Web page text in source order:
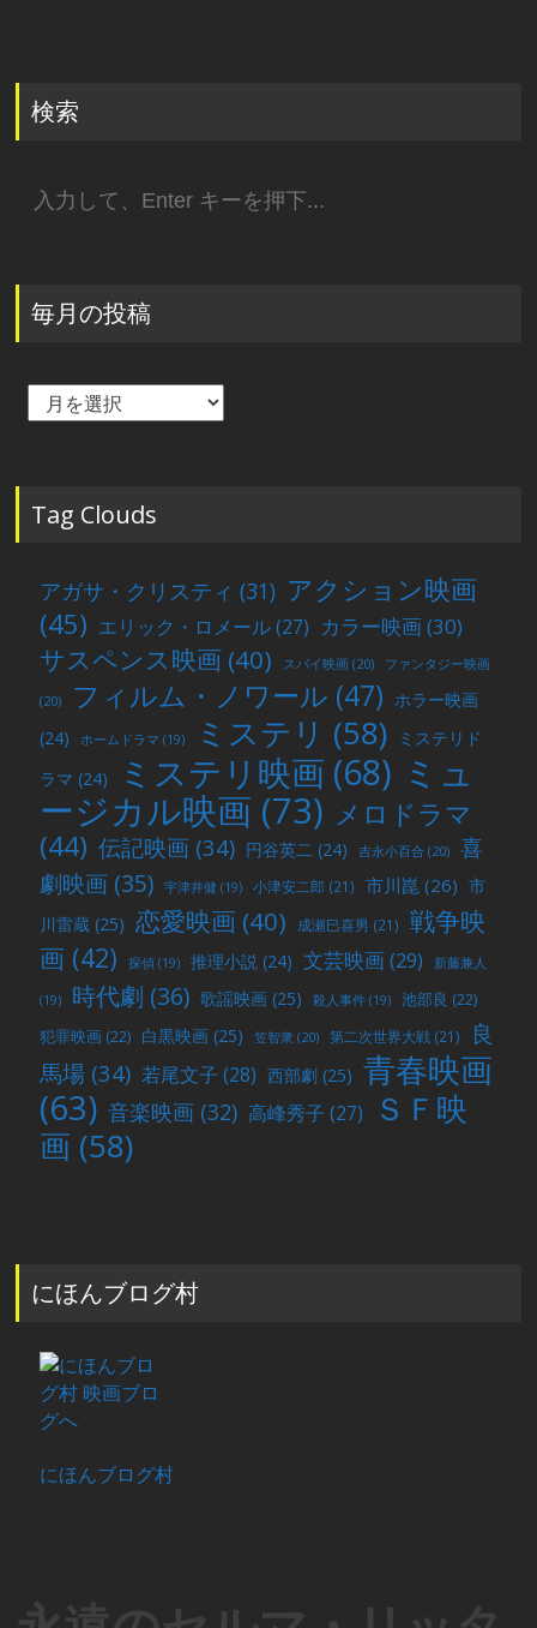
検索
索:
毎月の投稿
毎
稿
Tag Clouds
アガサ・クリスティ (31) アクション映画
(45) エリック・ロメール(27) カラー映画(30)
サスペンス映画 (40) スパイ映画 (20) ファンタジー映画
(20) フィルム・ノワール (47) ホラー映画
(24)
ホームドラマ (19) ミステリ (58)
ミステリド
ラマ (24) ミステリ映画 (68) ミュ
ージカル映画 (73) メロドラマ
(44) 伝記映画 (34) 円谷英二 (24) 吉永小百合 (20)
喜
劇映画 (35) 宇津井健 (19) 小津安二郎 (21) 市川崑 (26) 市
川雷蔵 (25) 恋愛映画 (40) 成瀬巳喜男 (21)
戦争映
画 (42) 探偵 (19) 推理小説 (24) 文芸映画(29) 新藤兼人
(19) 時代劇 (36) 歌謡映画 (25) 殺人事件 (19) 池部良 (22)
犯罪映画 (22) 白黒映画 (25) 笠智衆 (20) 第二次世界大戦 (21)
良
馬場 (34) 若尾文子 (28) 西部劇 (25) 青春映画
(63) 音楽映画 (32) 高峰秀子 (27)
ＳＦ映
画 (58)
にほんブログ村
にほんブログ村